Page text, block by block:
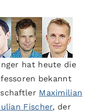
hat heute die
bekannt
Maximilian
Fischer, der